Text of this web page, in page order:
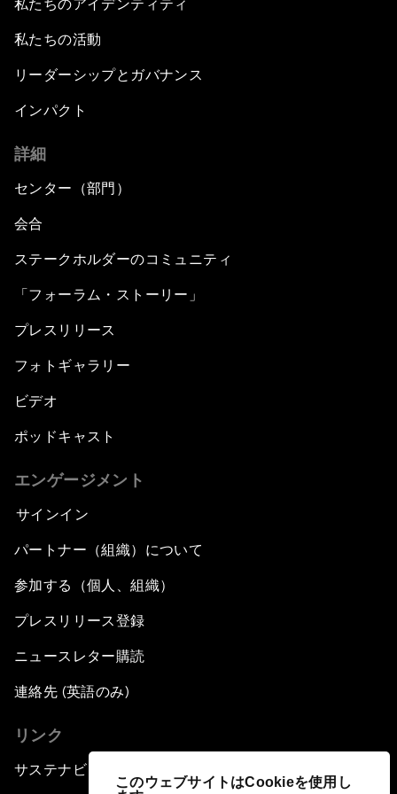
このウェブサイトはCookieを使用し
私たちのアイデンティティ
私たちの活動
リーダーシップとガバナンス
インパクト
詳細
センター（部門）
会合
ステークホルダーのコミュニティ
「フォーラム・ストーリー」
プレスリリース
フォトギャラリー
ビデオ
ポッドキャスト
エンゲージメント
サインイン
パートナー（組織）について
参加する（個人、組織）
プレスリリース登録
ニュースレター購読
連絡先 (英語のみ)
リンク
サステナビリティへの取り組み